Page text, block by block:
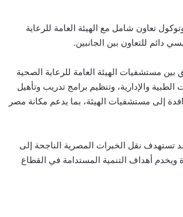
تعاون شامل مع الهيئة العامة للرعاية
للتعاون بين الجانبين.
مستشفيات الهيئة العامة للرعاية الصحية
والإدارية، وتنظيم برامج تدريب وتأهيل
إلى مستشفيات الهيئة، بما يدعم مكانة مصر
تستهدف نقل الخبرات المصرية الناجحة إلى
ويخدم أهداف التنمية المستدامة في القطاع